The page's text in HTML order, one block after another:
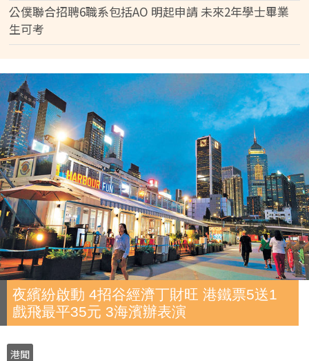
公僕聯合招聘6職系包括AO 明起申請 未來2年學士畢業
生可考
夜繽紛啟動 4招谷經濟丁財旺 港鐵票5送1
戲飛最平35元 3海濱辦表演
港聞